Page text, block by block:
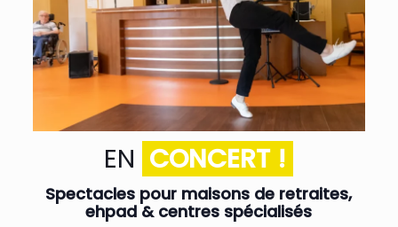
EN CONCERT !
Spectacles pour maisons de retraites,
ehpad & centres spécialisés